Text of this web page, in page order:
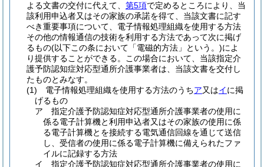
よる文書の交付に代えて、 第5項で定めるところにより、当
該利用申込者又はその家族の承諾を得て、当該文書に記す
べき重要事項について、電子情報処理組織を使用する方法
その他の情報通信の技術を利用する方法であって次に掲げ
るもの(以下この条において「電磁的方法」という。)によ
り提供することができる。
この場合において、当該指定介
護予防認知症対応型通所介護事業者は、当該文書を交付し
たものとみなす。
(1)
電子情報処理組織を使用する方法のうちア又はイに掲
げるもの
ア
指定介護予防認知症対応型通所介護事業者の使用に
係る電子計算機と利用申込者又はその家族の使用に係
る電子計算機とを接続する電気通信回線を通じて送信
し、受信者の使用に係る電子計算機に備えられたファ
イルに記録する方法
イ
指定介護予防認知症対応型通所介護事業者の使用に